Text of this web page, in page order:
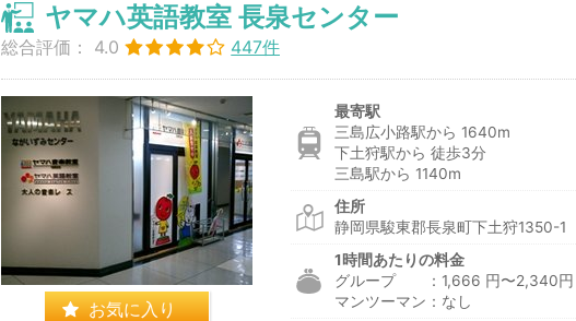
ヤマハ英語教室 長泉センター
総合評価： 4.0 447件
お気に入り
最寄駅
三島広小路駅から 1640m
下土狩駅から 徒歩3分
三島駅から 1140m
住所
静岡県駿東郡長泉町下土狩1350-1
1時間あたりの料金
グループ ：1,666 円〜2,340円
マンツーマン：なし